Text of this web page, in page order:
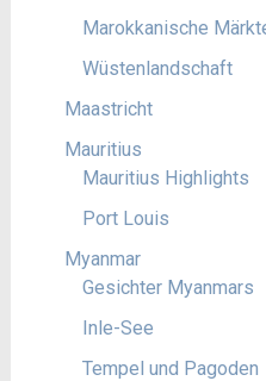
Marokkanische
Wüstenlandschaft
Maastricht
Mauritius
Mauritius Highlights
Port Louis
Myanmar
Gesichter Myanmars
Inle-See
Tempel und Pagoden